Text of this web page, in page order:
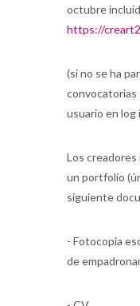
octubre
https://
(si no se ha
convocatorias
usuario en log
Los
un portfolio
siguiente
- Fotocopia
de